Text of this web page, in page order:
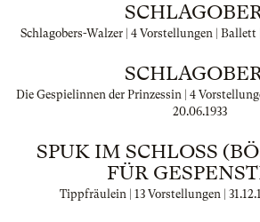
Schlagobers-Walzer | 4 Vorstellungen | Ballett |
Die Gespielinnen der Prinzessin | 4
20.06.1933
SPUK IM SCHLOSS
ÜR
Tippfräulein | 13 Vorstellungen |